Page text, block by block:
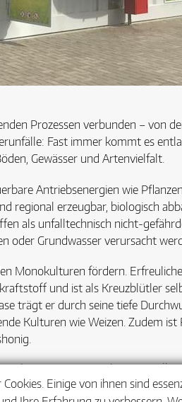
Prozessen verbunden – von
Fast immer kommt es
Gewässer und Artenvielfalt.
Antriebsenergien wie
regional erzeugbar, biologisch
als unfalltechnisch nicht-
oder Grundwasser verursacht
Monokulturen fördern.
und ist als Kreuzblütler
trägt er durch seine tiefe
Kulturen wie Weizen. Zudem
Fruchtfolgen, die
jede neue
Einige von ihnen sind